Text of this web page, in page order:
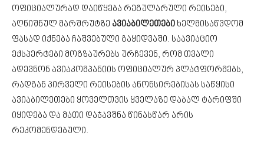
ოფიციალურად დაიწყება რეგულარული რეისები,
აღნიშნულ მარშრუტზე ავიაბილეთები ხელმისაწვდომ
ფასად იქნება ჩაშვებული გაყიდვაში. საავიაციო
ექსპერტები მოგზაურებს ურჩევენ, რომ თვალი
ადევნონ ავიაკომპანიის ოფიციალურ პლატფორმებს,
რადგან პირველი რეისების ანონსირებისას საწყისი
ავიაბილეთები ყოველთვის ყველაზე დაბალ ტარიფში
იყიდება და მათი დაჯავშნა წინასწარ არის
რეკომენდებული.